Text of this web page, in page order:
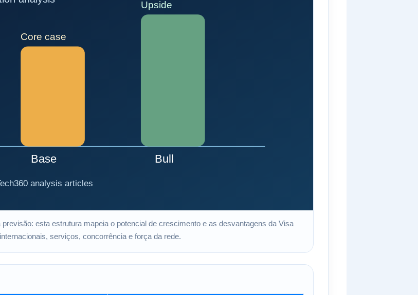
esta estrutura mapeia o potencial de crescimento e as desvantagens da Visa
serviços, concorrência e força da rede.